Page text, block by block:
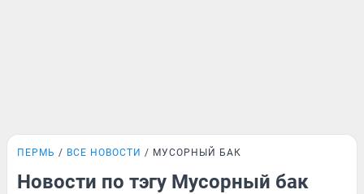
ПЕРМЬ ВСЕ НОВОСТИ МУСОРНЫЙ БАК
Новости по тэгу Мусорный бак